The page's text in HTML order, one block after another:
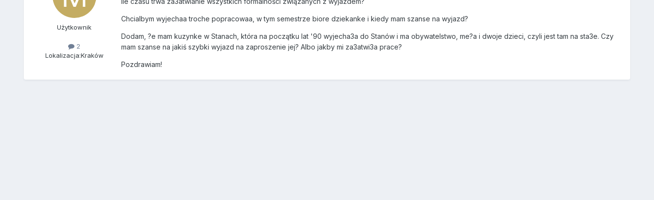
Użytkownik
2
Lokalizacja:Kraków
Chcialbym wyjechaa troche popracowaa, w tym semestrze biore dziekanke i kiedy mam szanse na wyjazd?
Dodam, ?e mam kuzynke w Stanach, która na początku lat '90 wyjecha3a do Stanów i ma obywatelstwo, me?a i dwoje dzieci, czyli jest tam na sta3e. Czy
mam szanse na jakiś szybki wyjazd na zaproszenie jej? Albo jakby mi za3atwi3a prace?
Pozdrawiam!